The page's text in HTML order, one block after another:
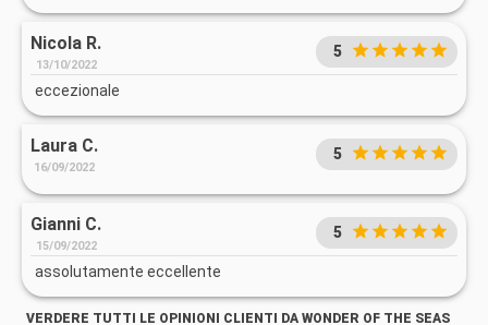
Nicola R.
13/10/2022
5
eccezionale
Laura C.
16/09/2022
5
Gianni C.
15/09/2022
5
assolutamente eccellente
VERDERE TUTTI LE OPINIONI CLIENTI DA WONDER OF THE SEAS